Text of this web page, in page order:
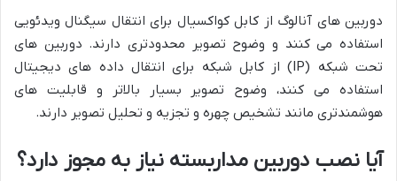
دوربین های آنالوگ از کابل کواکسیال برای انتقال سیگنال ویدئویی
استفاده می کنند و وضوح تصویر محدودتری دارند. دوربین های
تحت شبکه (IP) از کابل شبکه برای انتقال داده های دیجیتال
استفاده می کنند، وضوح تصویر بسیار بالاتر و قابلیت های
هوشمندتری مانند تشخیص چهره و تجزیه و تحلیل تصویر دارند.
آیا نصب دوربین مداربسته نیاز به مجوز دارد؟